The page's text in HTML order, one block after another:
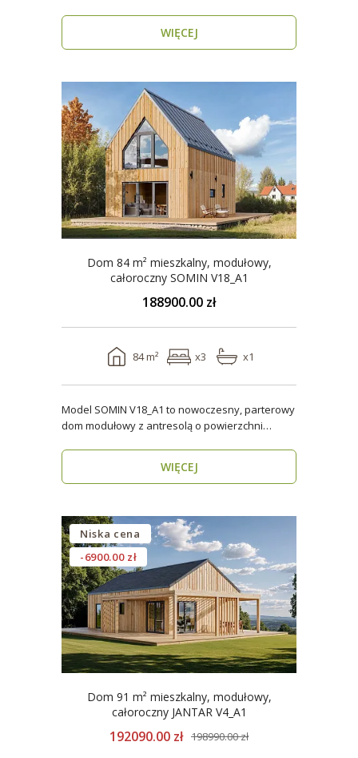
WIĘCEJ
Dom 84 m² mieszkalny, modułowy,
całoroczny SOMIN V18_A1
188900.00 zł
84 m² x3 x1
Model SOMIN V18_A1 to nowoczesny, parterowy
dom modułowy z antresolą o powierzchni
WIĘCEJ
Niska cena
-6900.00 zł
Dom 91 m² mieszkalny, modułowy,
całoroczny JANTAR V4_A1
192090.00 zł 198990.00 zł